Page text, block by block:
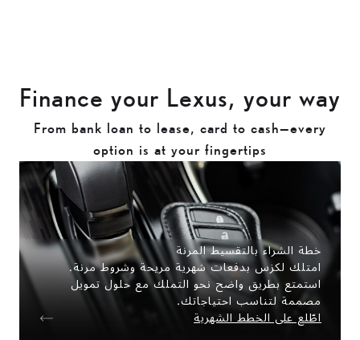
Finance your Lexus, your way
From bank loan to lease, card to cash—every
option is at your fingertips
خطة الشراء بالتقسيط المرنة
امتلك لكزس بدفعات شهرية مريحة وشروط مرنة.
استمتع بطريق واضح نحو التملك مع حلول تمويل
مصممة لتناسب احتياجاتك.
اطّلع على الخطط الشهرية